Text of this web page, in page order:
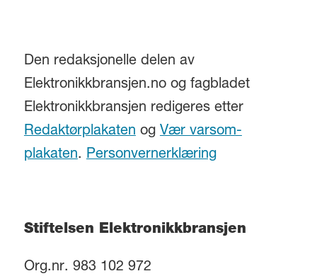
Den redaksjonelle delen av
Elektronikkbransjen.no og fagbladet
Elektronikkbransjen redigeres etter
Redaktørplakaten og Vær varsom-
plakaten. Personvernerklæring
Stiftelsen Elektronikkbransjen
Org.nr. 983 102 972